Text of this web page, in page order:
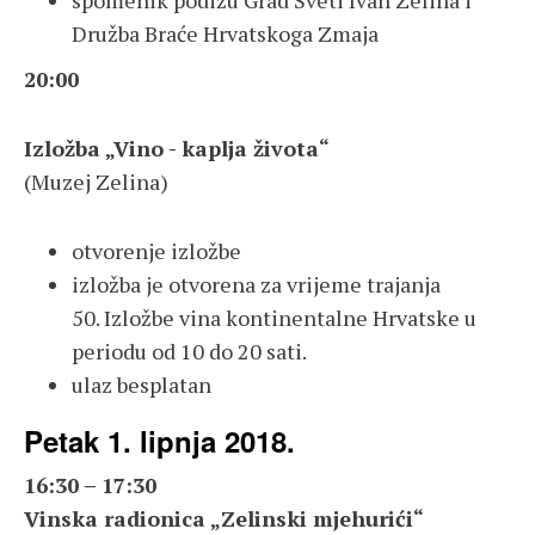
Družba Braće Hrvatskoga Zmaja
20:00
Izložba „Vino - kaplja života“
(Muzej Zelina)
otvorenje izložbe
izložba je otvorena za vrijeme trajanja
50. Izložbe vina kontinentalne Hrvatske u
periodu od 10 do 20 sati.
ulaz besplatan
Petak 1. lipnja 2018.
16:30 – 17:30
Vinska radionica „Zelinski mjehurići“